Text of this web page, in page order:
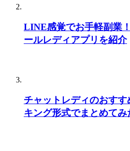
LINE感覚でお手軽副業
ールレディアプリを紹介
チャットレディのおす
キング形式でまとめてみ